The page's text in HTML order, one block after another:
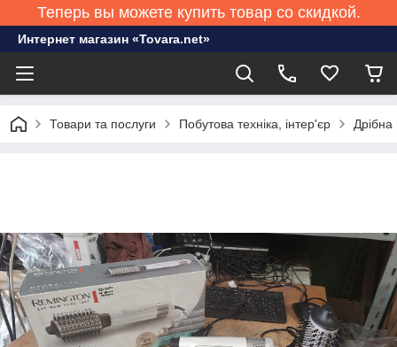
Теперь вы можете купить товар со скидкой.
Интернет магазин «Tovara.net»
Товари та послуги Побутова техніка, інтер'єр Дрібна